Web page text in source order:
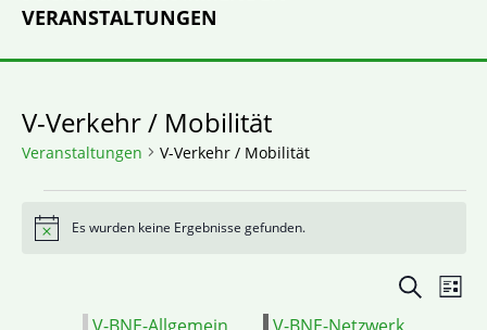
VERANSTALTUNGEN
V-Verkehr / Mobilität
Veranstaltungen V-Verkehr / Mobilität
HinweisEs wurden keine Ergebnisse gefunden.
SucheListe